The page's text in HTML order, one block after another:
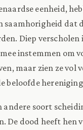
eenheid,
saamhorigheid dat
Diep
instemmen om
maar zien ze vol
beloofde
andere soort
De dood heeft hen